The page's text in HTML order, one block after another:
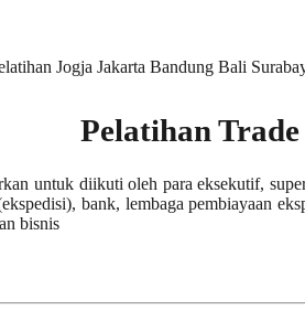
Pelatihan
untuk diikuti oleh para eksekutif,
bank, lembaga pembiayaan
bisnis